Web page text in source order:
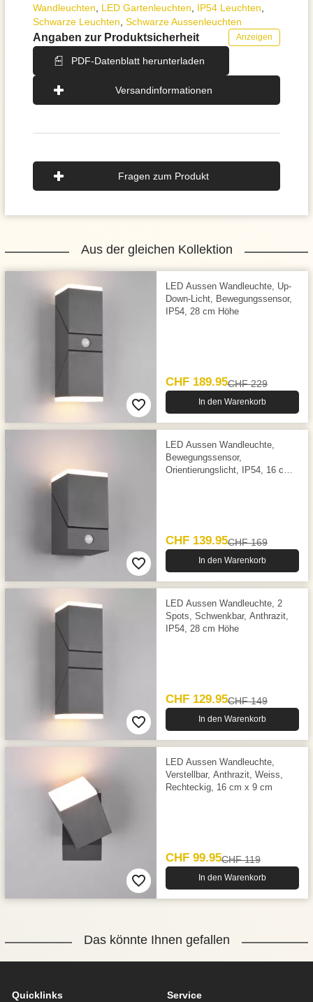
Wandleuchten
LED Gartenleuchten IP54 Leuchten
Schwarze Leuchten Schwarze Aussenleuchten
Angaben zur Produktsicherheit Anzeigen
PDF-Datenblatt herunterladen
Versandinformationen
Fragen zum Produkt
Aus der gleichen Kollektion
LED Aussen Wandleuchte, Up-
Down-Licht, Bewegungs­sensor,
IP54, 28 cm Höhe
CHF 189.95CHF 229
In den Warenkorb
LED Aussen Wandleuchte,
Bewegungssensor,
Orientierungslicht, IP54, 16 cm
CHF 139.95CHF 169
In den Warenkorb
LED Aussen Wandleuchte, 2
Spots, Schwenkbar, Anthrazit,
IP54, 28 cm Höhe
CHF 129.95CHF 149
In den Warenkorb
LED Aussen Wandleuchte,
Verstellbar, Anthrazit, Weiss,
Rechteckig, 16 cm x 9 cm
CHF 99.95CHF 119
In den Warenkorb
Das könnte Ihnen gefallen
Quicklinks Service